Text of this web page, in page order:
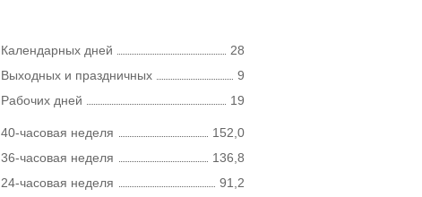
Календарных дней
28
Выходных и праздничных
9
Рабочих дней
19
40-часовая неделя
152,0
36-часовая неделя
136,8
24-часовая неделя
91,2